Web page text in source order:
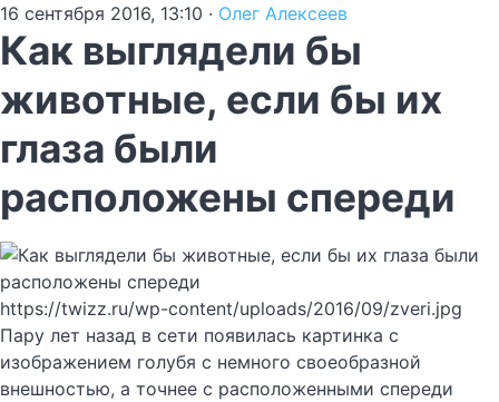
16 сентября 2016, 13:10 · Олег Алексеев
Как выглядели бы
животные, если бы их
глаза были
расположены спереди
https://twizz.ru/wp-content/uploads/2016/09/zveri.jpg
Пару лет назад в сети появилась картинка с
изображением голубя с немного своеобразной
внешностью, а точнее с расположенными спереди